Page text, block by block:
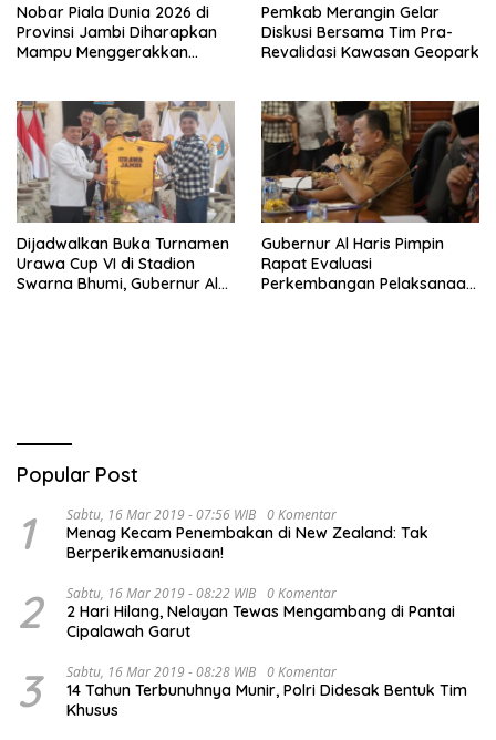
Nobar Piala Dunia 2026 di
Provinsi Jambi Diharapkan
Mampu Menggerakkan
Pemkab Merangin Gelar
Diskusi Bersama Tim Pra-
Revalidasi Kawasan Geopark
Dijadwalkan Buka Turnamen
Urawa Cup VI di Stadion
Swarna Bhumi, Gubernur Al
Gubernur Al Haris Pimpin
Rapat Evaluasi
Perkembangan Pelaksanaan
Popular Post
1 Sabtu, 16 Mar 2019 - 07:56 WIB 0 Komentar
Menag Kecam Penembakan di New Zealand: Tak
Berperikemanusiaan!
2 Sabtu, 16 Mar 2019 - 08:22 WIB 0 Komentar
2 Hari Hilang, Nelayan Tewas Mengambang di Pantai
Cipalawah Garut
3 Sabtu, 16 Mar 2019 - 08:28 WIB 0 Komentar
14 Tahun Terbunuhnya Munir, Polri Didesak Bentuk Tim
Khusus